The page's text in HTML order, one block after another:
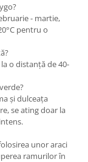
- martie,
pentru o
o distanță de 40-
și dulceața
se ating doar la
unor araci
ramurilor în